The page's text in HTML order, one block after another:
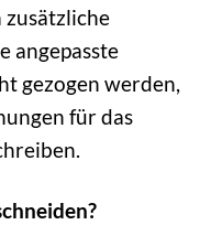
angepasste
gezogen werden,
für das